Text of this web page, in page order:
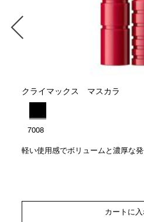
クライマックス マスカラ
7008
軽い使用感でボリュームと濃厚な
カートに